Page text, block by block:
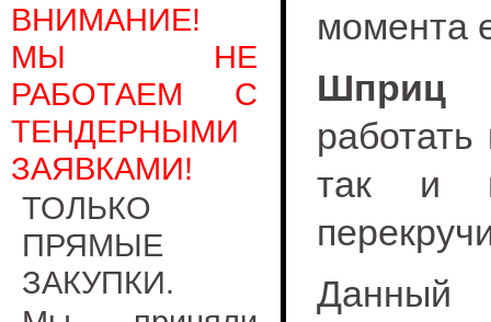
ВНИМАНИЕ!
МЫ НЕ
РАБОТАЕМ С
ТЕНДЕРНЫМИ
ЗАЯВКАМИ!
ТОЛЬКО
ПРЯМЫЕ
ЗАКУПКИ.
момента
Шприц
так и
Данный